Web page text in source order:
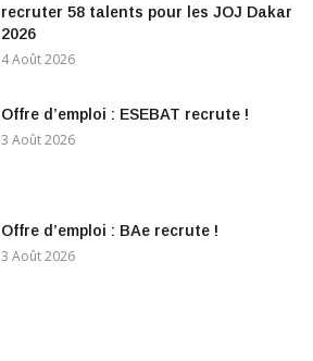
recruter 58 talents pour les JOJ Dakar
2026
4 Août 2026
Offre d’emploi : ESEBAT recrute !
3 Août 2026
Offre d’emploi : BAe recrute !
3 Août 2026